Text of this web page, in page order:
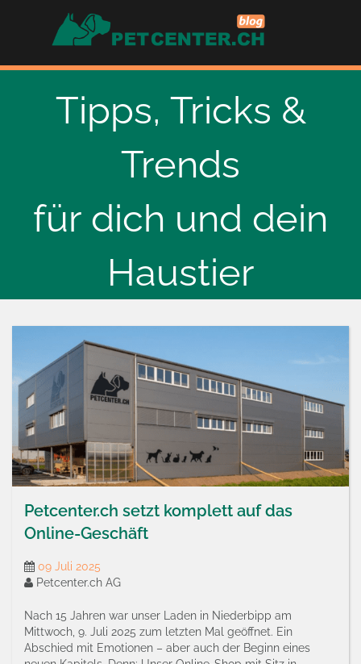
Tipps, Tricks &
Trends
für dich und dein
Haustier
Petcenter.ch setzt komplett auf das
Online-Geschäft
09 Juli 2025
Petcenter.ch AG
Nach 15 Jahren war unser Laden in Niederbipp am
Mittwoch, 9. Juli 2025 zum letzten Mal geöffnet. Ein
Abschied mit Emotionen – aber auch der Beginn eines